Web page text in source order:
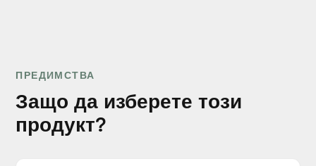
ПРЕДИМСТВА
Защо да изберете този
продукт?